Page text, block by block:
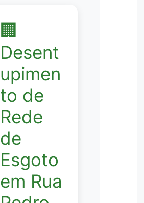
🏢
Desent
upimen
to de
Rede
de
Esgoto
em Rua